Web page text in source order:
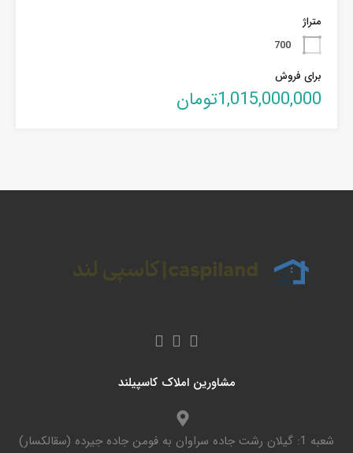
متراژ
700
برای فروش
1,015,000,000تومان
مشاورین املاک کاسپیلند
شعبه 1: گیلان رشت جاده سراوان به فومن جاده جیرده (سقالکسار)